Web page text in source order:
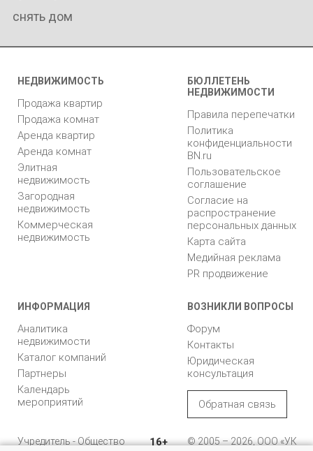
снять дом
НЕДВИЖИМОСТЬ
Продажа квартир
Продажа комнат
Аренда квартир
Аренда комнат
Элитная
недвижимость
Загородная
недвижимость
Коммерческая
недвижимость
БЮЛЛЕТЕНЬ
НЕДВИЖИМОСТИ
Правила перепечатки
Политика
конфиденциальности
BN.ru
Пользовательское
соглашение
Согласие на
распространение
персональных данных
Карта сайта
Медийная реклама
PR продвижение
ИНФОРМАЦИЯ
Аналитика
недвижимости
Каталог компаний
Партнеры
Календарь
мероприятий
ВОЗНИКЛИ ВОПРОСЫ
Форум
Контакты
Юридическая
консультация
Обратная связь
Учредитель - Общество
16+
© 2005 – 2026, ООО «УК